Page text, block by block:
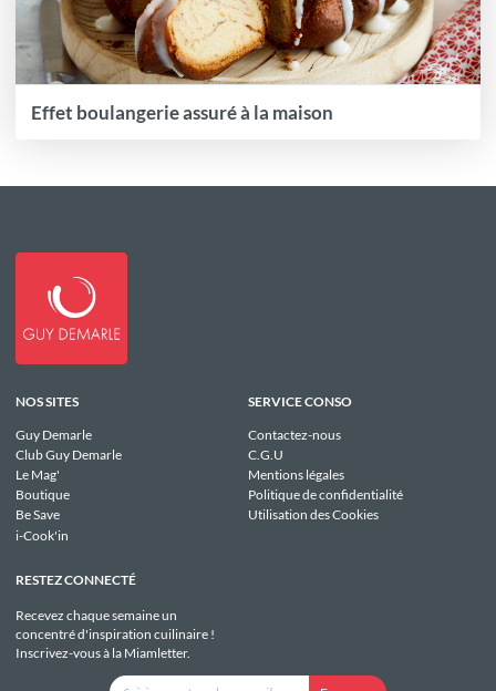
Effet boulangerie assuré à la maison
NOS SITES
Guy Demarle
Club Guy Demarle
Le Mag'
Boutique
Be Save
i-Cook'in
SERVICE CONSO
Contactez-nous
C.G.U
Mentions légales
Politique de confidentialité
Utilisation des Cookies
RESTEZ CONNECTÉ
Recevez chaque semaine un
concentré d'inspiration cuilinaire !
Inscrivez-vous à la Miamletter.